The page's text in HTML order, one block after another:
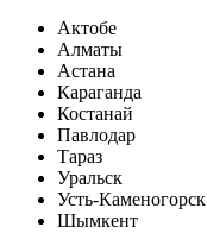
Актобе
Алматы
Астана
Караганда
Костанай
Павлодар
Тараз
Уральск
Усть-Каменогорск
Шымкент